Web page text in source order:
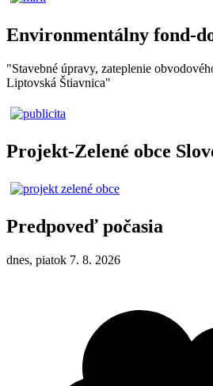
Environmentálny fond-
"Stavebné úpravy, zateplenie
Liptovská Štiavnica"
Projekt-Zelené obce
Predpoveď počasia
dnes, piatok 7. 8. 2026